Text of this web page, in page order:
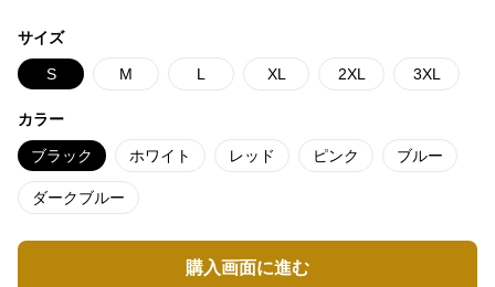
サイズ
S M L XL 2XL 3XL
カラー
ブラック ホワイト レッド ピンク ブルー
ダークブルー
購入画面に進む